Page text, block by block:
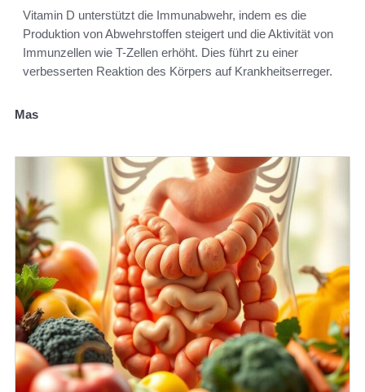
Vitamin D unterstützt die Immunabwehr, indem es die
Produktion von Abwehrstoffen steigert und die Aktivität von
Immunzellen wie T-Zellen erhöht. Dies führt zu einer
verbesserten Reaktion des Körpers auf Krankheitserreger.
Mas